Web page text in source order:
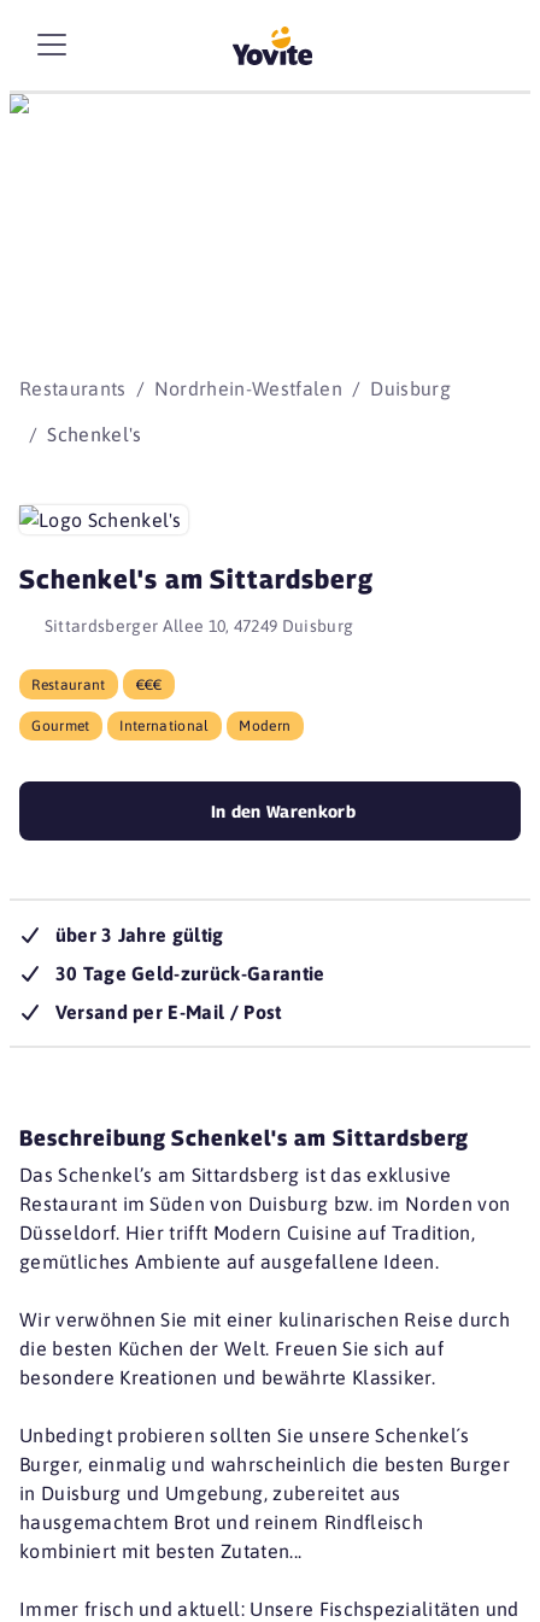
Restaurants Nordrhein-Westfalen Duisburg
Schenkel's
Schenkel's am Sittardsberg
Sittardsberger Allee 10, 47249 Duisburg
Restaurant €€€
Gourmet International Modern
In den Warenkorb
über 3 Jahre gültig
30 Tage Geld-zurück-Garantie
Versand per E-Mail / Post
Beschreibung Schenkel's am Sittardsberg
Das Schenkel’s am Sittardsberg ist das exklusive
Restaurant im Süden von Duisburg bzw. im Norden von
Düsseldorf. Hier trifft Modern Cuisine auf Tradition,
gemütliches Ambiente auf ausgefallene Ideen.
Wir verwöhnen Sie mit einer kulinarischen Reise durch
die besten Küchen der Welt. Freuen Sie sich auf
besondere Kreationen und bewährte Klassiker.
Unbedingt probieren sollten Sie unsere Schenkel´s
Burger, einmalig und wahrscheinlich die besten Burger
in Duisburg und Umgebung, zubereitet aus
hausgemachtem Brot und reinem Rindfleisch
kombiniert mit besten Zutaten...
Immer frisch und aktuell: Unsere Fischspezialitäten und